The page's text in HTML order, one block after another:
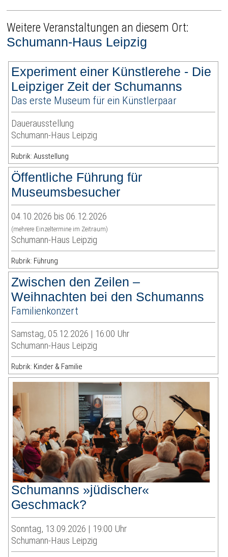
Weitere Veranstaltungen an diesem Ort:
Schumann-Haus Leipzig
Experiment einer Künstlerehe - Die
Leipziger Zeit der Schumanns
Das erste Museum für ein Künstlerpaar
Dauerausstellung
Schumann-Haus Leipzig
Rubrik: Ausstellung
Öffentliche Führung für
Museumsbesucher
04.10.2026 bis 06.12.2026
(mehrere Einzeltermine im Zeitraum)
Schumann-Haus Leipzig
Rubrik: Führung
Zwischen den Zeilen –
Weihnachten bei den Schumanns
Familienkonzert
Samstag, 05.12.2026 | 16:00 Uhr
Schumann-Haus Leipzig
Rubrik: Kinder & Familie
Schumanns »jüdischer«
Geschmack?
Sonntag, 13.09.2026 | 19:00 Uhr
Schumann-Haus Leipzig